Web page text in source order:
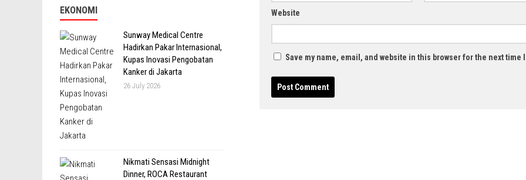
Website
Save my name, email, and website in this browser for the next time
EKONOMI
Sunway Medical Centre
Hadirkan Pakar Internasional,
Kupas Inovasi Pengobatan
Kanker di Jakarta
26 July 2026
Nikmati Sensasi Midnight
Dinner, ROCA Restaurant